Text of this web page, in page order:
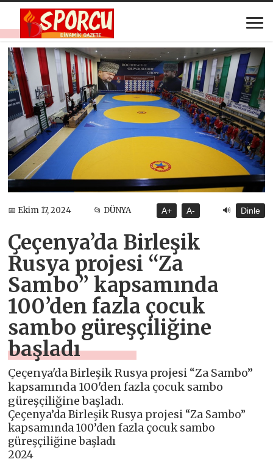
📅 Ekim 17, 2024 📂 DÜNYA A+ A- 🔊 Dinle
Çeçenya’da Birleşik
Rusya projesi “Za
Sambo” kapsamında
100’den fazla çocuk
sambo güreşçiliğine
başladı
Çeçenya'da Birleşik Rusya projesi “Za Sambo”
kapsamında 100'den fazla çocuk sambo
güreşçiliğine başladı.
Çeçenya’da Birleşik Rusya projesi “Za Sambo”
kapsamında 100’den fazla çocuk sambo
güreşçiliğine başladı
2024